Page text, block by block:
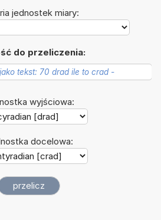
jednostek miary:
do przeliczenia:
wyjściowa:
docelowa: